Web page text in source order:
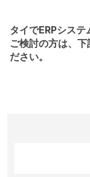
タイでERPシス
ご検討の方は、
ださい。